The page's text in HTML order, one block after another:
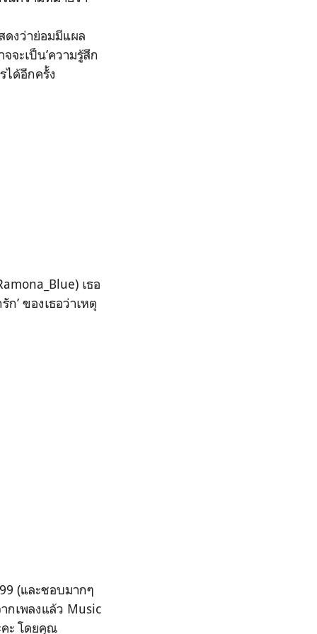
ดงว่าย่อมมีแผล
จะเป็น’ความรู้สึก
ได้อีกครั้ง
เธอ
’ ของเธอว่าเหตุ
(และชอบมากๆ
กเพลงแล้ว Music
คะ โดยคุณ